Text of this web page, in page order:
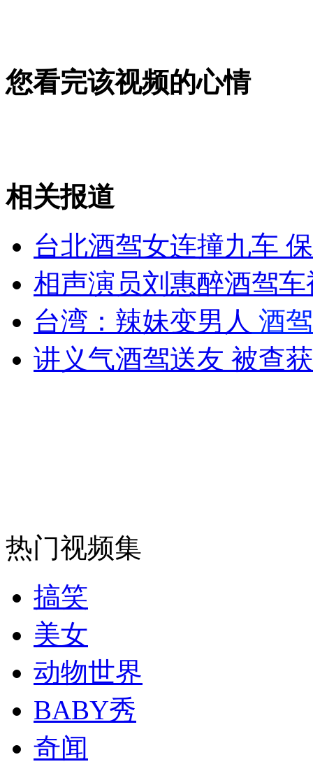
神九任务进程精彩回放
山西运城恶犬咬伤多人 警民合力深夜将其击毙
女孩北京地铁殴打老人 痛下狠手拳打脚踢
安徽一实载49人客车翻车
走！跟着总书记去植树
消防员救轻生者
您看完该视频的心情
相关报道
台北酒驾女连撞九车
相声演员刘惠醉酒驾
台湾：辣妹变男人 酒驾
讲义气酒驾送友 被查
热门视频集
搞笑
美女
动物世界
BABY秀
奇闻